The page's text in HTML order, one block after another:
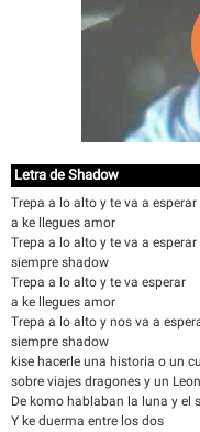
Letra de Shadow
Trepa a lo alto y te va a esperar
a ke llegues amor
Trepa a lo alto y te va a esperar
siempre shadow
Trepa a lo alto y te va esperar
a ke llegues amor
Trepa a lo alto y nos va a
siempre shadow
kise hacerle una historia o un
sobre viajes dragones y un
De komo hablaban la luna y el
Y ke duerma entre los dos